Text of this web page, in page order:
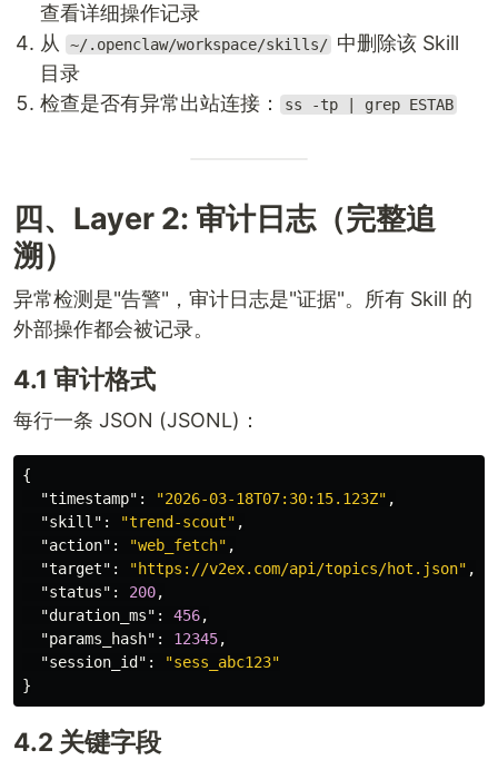
查看详细操作记录
从
~/.openclaw/workspace/skills/ 中删除该 Skill
目录
检查是否有异常出站连接：
ss -tp | grep ESTAB
四、Layer 2: 审计日志（完整追
溯）
异常检测是"告警"，审计日志是"证据"。所有 Skill 的
外部操作都会被记录。
4.1 审计格式
每行一条 JSON (JSONL)：
{
"timestamp" : "2026-03-18T07:30:15.123Z" ,
"skill" : "trend-scout" ,
"action" : "web_fetch" ,
"target" : "https://v2ex.com/api/topics/hot.json" ,
"status" : 200,
"duration_ms" : 456,
"params_hash" : 12345,
"session_id" :
"sess_abc123"
}
4.2 关键字段